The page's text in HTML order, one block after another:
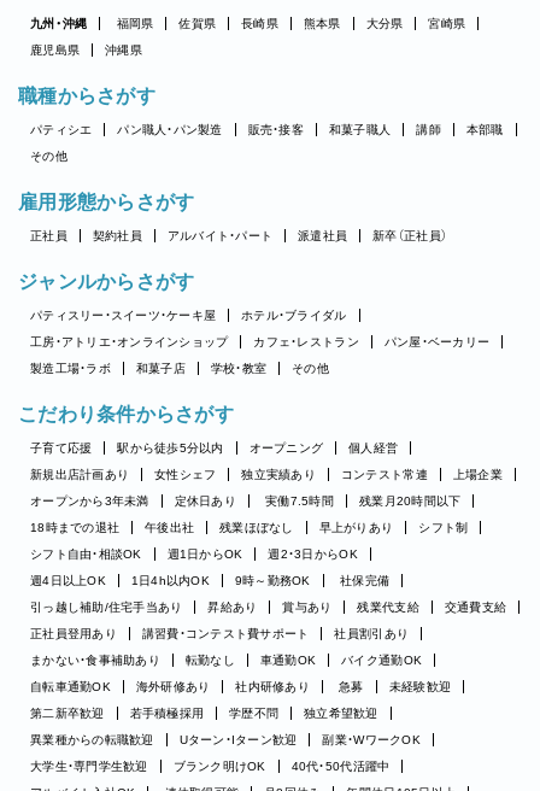
九州・沖縄 福岡県 佐賀県 長崎県 熊本県 大分県
宮崎県
鹿児島県
沖縄県
職種からさがす
パティシエ パン職人・パン製造 販売・接客 和菓子職人 講師
本部職
その他
雇用形態からさがす
正社員 契約社員 アルバイト・パート 派遣社員 新卒（正社員）
ジャンルからさがす
パティスリー・スイーツ・ケーキ屋
ホテル・ブライダル
工房・アトリエ・オンラインショップ
カフェ・レストラン
パン屋・ベーカリー
製造工場・ラボ
和菓子店 学校・教室 その他
こだわり条件からさがす
子育て応援 駅から徒歩5分以内 オープニング
個人経営
新規出店計画あり
女性シェフ 独立実績あり コンテスト常連
上場企業
オープンから3年未満
定休日あり 実働7.5時間
残業月20時間以下
18時までの退社
午後出社 残業ほぼなし 早上がりあり
シフト制
シフト自由・相談OK
週1日からOK
週2・3日からOK
週4日以上OK
1日4h以内OK 9時～勤務OK
社保完備
引っ越し補助/住宅手当あり
昇給あり 賞与あり 残業代支給
交通費支給
正社員登用あり
講習費・コンテスト費サポート
社員割引あり
まかない・食事補助あり
転勤なし 車通勤OK
バイク通勤OK
自転車通勤OK
海外研修あり 社内研修あり 急募
未経験歓迎
第二新卒歓迎
若手積極採用 学歴不問
独立希望歓迎
異業種からの転職歓迎
Uターン・Iターン歓迎
副業・WワークOK
大学生・専門学生歓迎
ブランク明けOK
40代・50代活躍中